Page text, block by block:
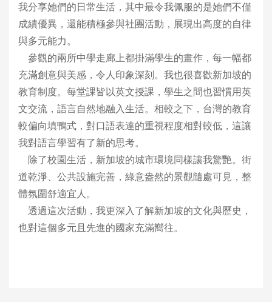
我分享她們的日常生活，其中最令我佩服的是她們不僅
成績優異，還能積極參與社團活動，展現出高度的自律
與多元能力。
參觀的兩所中學走廊上都掛滿學生的畫作，每一幅都
充滿創意與美感，令人印象深刻。我也很喜歡新加坡的
教育制度。每堂課皆以英文授課，學生之間也習慣用英
文交流，語言自然地融入生活。相較之下，台灣的教育
較偏向填鴨式，對口語表達的重視程度相對較低，這讓
我對語言學習有了新的思考。
除了校園生活，新加坡的城市環境同樣讓我驚艷。街
道乾淨、公共設施完善，綠意盎然的景觀隨處可見，整
體氛圍舒適宜人。
透過這次活動，我更深入了解新加坡的文化與歷史，
也對這個多元且先進的國家充滿嚮往。